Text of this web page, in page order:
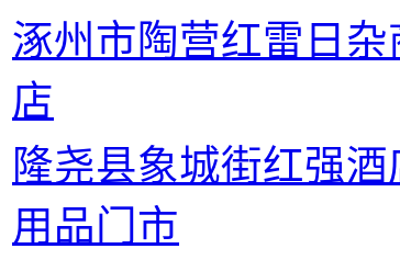
涿州市陶营红雷日杂
店
隆尧县象城街红强酒
用品门市